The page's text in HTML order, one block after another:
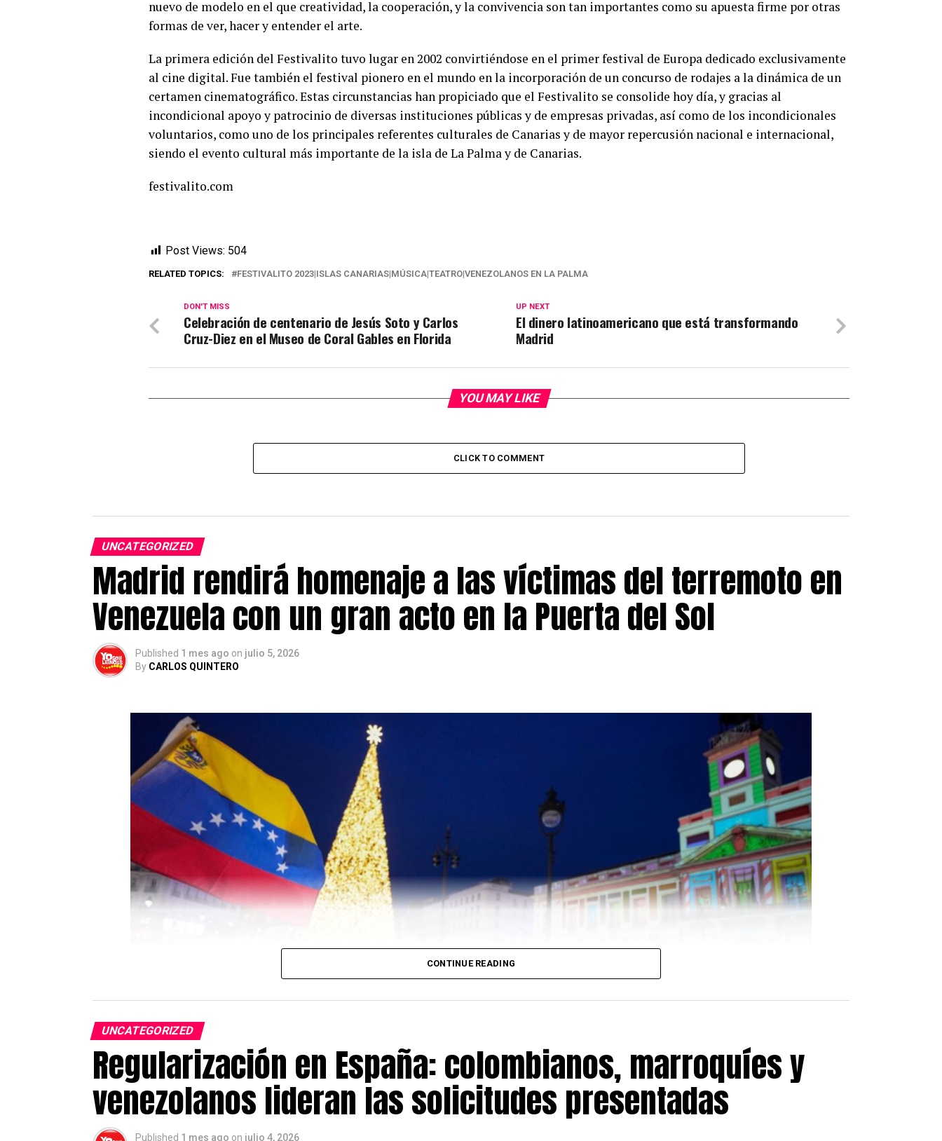
nuevo de modelo en el que creatividad, la cooperación, y la convivencia son tan importantes como su apuesta firme por otras
formas de ver, hacer y entender el arte.
La primera edición del Festivalito tuvo lugar en 2002 convirtiéndose en el primer festival de Europa dedicado exclusivamente
al cine digital. Fue también el festival pionero en el mundo en la incorporación de un concurso de rodajes a la dinámica de un
certamen cinematográfico. Estas circunstancias han propiciado que el Festivalito se consolide hoy día, y gracias al
incondicional apoyo y patrocinio de diversas instituciones públicas y de empresas privadas, así como de los incondicionales
voluntarios, como uno de los principales referentes culturales de Canarias y de mayor repercusión nacional e internacional,
siendo el evento cultural más importante de la isla de La Palma y de Canarias.
festivalito.com
Post Views: 504
RELATED TOPICS: FESTIVALITO 2023|ISLAS CANARIAS|MÚSICA|TEATRO|VENEZOLANOS EN LA PALMA
UP NEXT
El dinero latinoamericano que está transformando
Madrid
DON'T MISS
Celebración de centenario de Jesús Soto y Carlos
Cruz-Diez en el Museo de Coral Gables en Florida
YOU MAY LIKE
CLICK TO COMMENT
UNCATEGORIZED
Madrid rendirá homenaje a las víctimas del terremoto en
Venezuela con un gran acto en la Puerta del Sol
Published 1 mes ago on julio 5, 2026
By CARLOS QUINTERO
Madrid, 5 de julio de 2026.La Comunidad de Madrid celebrará el próximomartes 7 de julio , a partir de las
CONTINUE READING
UNCATEGORIZED
Regularización en España: colombianos, marroquíes y
venezolanos lideran las solicitudes presentadas
Published 1 mes ago on julio 4, 2026